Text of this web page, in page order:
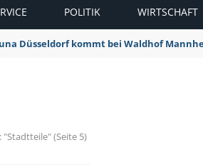
POLITIK WIRTSCHAFT
Düsseldorf kommt bei Waldhof
"Stadtteile"(Seite 5)